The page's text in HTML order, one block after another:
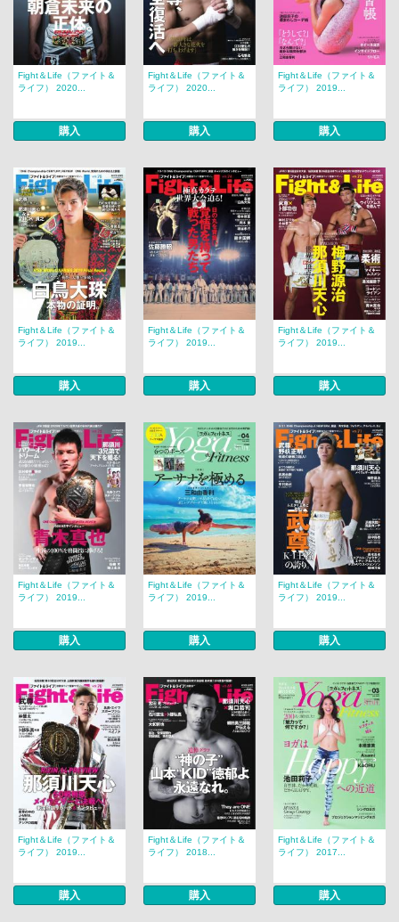
Fight＆Life（ファイト＆
ライフ） 2020...
購入
Fight＆Life（ファイト＆
ライフ） 2020...
購入
Fight＆Life（ファイト＆
ライフ） 2019...
購入
Fight＆Life（ファイト＆
ライフ） 2019...
購入
Fight＆Life（ファイト＆
ライフ） 2019...
購入
Fight＆Life（ファイト＆
ライフ） 2019...
購入
Fight＆Life（ファイト＆
ライフ） 2019...
購入
Fight＆Life（ファイト＆
ライフ） 2019...
購入
Fight＆Life（ファイト＆
ライフ） 2019...
購入
Fight＆Life（ファイト＆
ライフ） 2019...
購入
Fight＆Life（ファイト＆
ライフ） 2018...
購入
Fight＆Life（ファイト＆
ライフ） 2017...
購入